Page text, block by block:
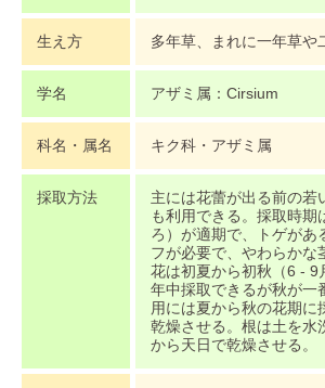
生え方 多年草、まれに一年草や
学名 アザミ属：Cirsium
科名・属名 キク科・アザミ属
採取方法
主には花蕾が出る前の若
も利用できる。採取時期
ろ）が適期で、トゲがあ
フが必要で、やわらかな
花は初夏から初秋（6 - 9
年中採取できるが秋が一
用には夏から秋の花期に
乾燥させる。根は土を水
から天日で乾燥させる。